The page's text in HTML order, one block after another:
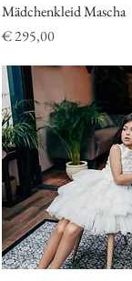
Schnellansicht
Mädchenkleid Mascha
Preis
€ 295,00